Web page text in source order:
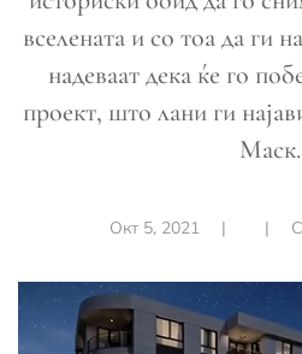
вселената и со тоа да ги
надеваат дека ќе го
проект, што лани ги
Маск.
Окт 5, 2021| |